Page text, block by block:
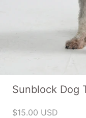
Sunblock Dog
$15.00 USD